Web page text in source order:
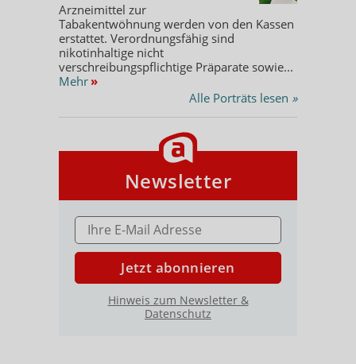
Arzneimittel zur
Tabakentwöhnung werden von den Kassen
erstattet. Verordnungsfähig sind
nikotinhaltige nicht
verschreibungspflichtige Präparate sowie...
Mehr »
Alle Porträts lesen »
Newsletter
E-MAIL ADRESSE
Jetzt abonnieren
Hinweis zum Newsletter &
Datenschutz